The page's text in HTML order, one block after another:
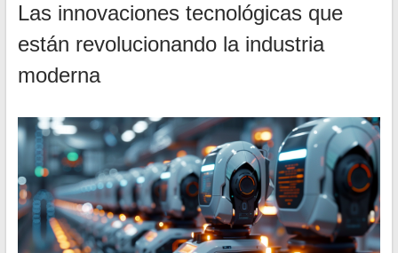
Las innovaciones tecnológicas que
están revolucionando la industria
moderna